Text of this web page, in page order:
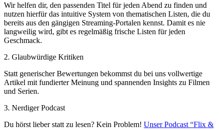
Wir helfen dir, den passenden Titel für jeden Abend zu finden und
nutzen hierfür das intuitive System von thematischen Listen, die du
bereits aus den gängigen Streaming-Portalen kennst. Damit es nie
langweilig wird, gibt es regelmäßig frische Listen für jeden
Geschmack.
2. Glaubwürdige Kritiken
Statt generischer Bewertungen bekommst du bei uns vollwertige
Artikel mit fundierter Meinung und spannenden Insights zu Filmen
und Serien.
3. Nerdiger Podcast
Du hörst lieber statt zu lesen? Kein Problem! Unser Podcast “Flix &